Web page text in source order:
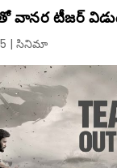
వానర టీజర్
|సినిమా